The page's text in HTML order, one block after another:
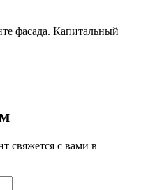
фасада. Капитальный
свяжется с вами в